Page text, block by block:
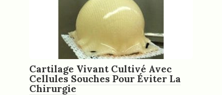
Cartilage Vivant Cultivé Avec
Cellules Souches Pour Éviter La
Chirurgie